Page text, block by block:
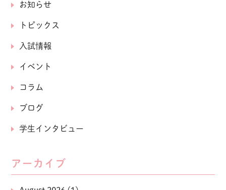
お知らせ
トピックス
入試情報
イベント
コラム
ブログ
学生インタビュー
アーカイブ